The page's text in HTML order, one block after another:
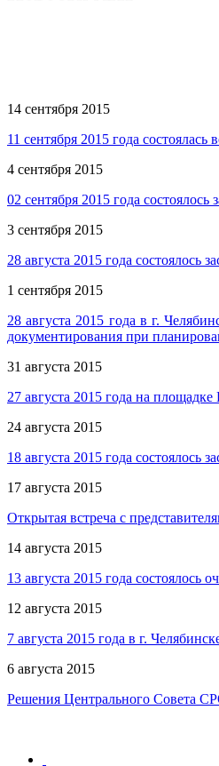
14 сентября 2015
11 сентября 2015 года
4 сентября 2015
02 сентября 2015 года
3 сентября 2015
28 августа 2015 года
1 сентября 2015
28 августа 2015 года в г.
документирования при
31 августа 2015
27 августа 2015 года на
24 августа 2015
18 августа 2015 года
17 августа 2015
Открытая встреча с
14 августа 2015
13 августа 2015 года
12 августа 2015
7 августа 2015 года в г.
6 августа 2015
Решения Центрального Совета